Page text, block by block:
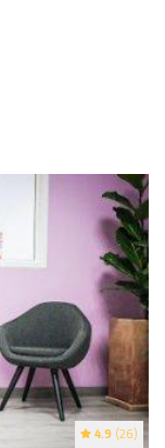
4.9 (26)